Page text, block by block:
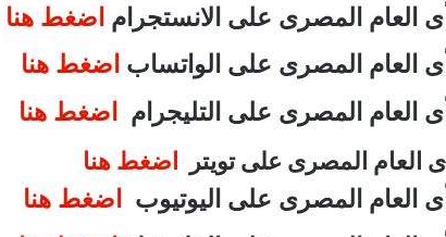
العام المصرى على الانستجرام اضغط هنا
العام المصرى على الواتساب اضغط هنا
العام المصرى على التليجرام اضغط هنا
العام المصرى على تويتر اضغط هنا
العام المصرى على اليوتيوب
اضغط هنا